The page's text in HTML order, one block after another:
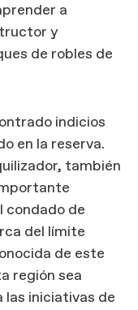
a
y
de robles de
indicios
en la reserva.
también
condado de
del límite
de este
región sea
iniciativas de